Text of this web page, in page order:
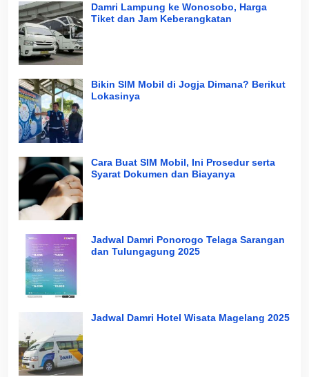
Damri Lampung ke Wonosobo, Harga
Tiket dan Jam Keberangkatan
Bikin SIM Mobil di Jogja Dimana? Berikut
Lokasinya
Cara Buat SIM Mobil, Ini Prosedur serta
Syarat Dokumen dan Biayanya
Jadwal Damri Ponorogo Telaga Sarangan
dan Tulungagung 2025
Jadwal Damri Hotel Wisata Magelang 2025